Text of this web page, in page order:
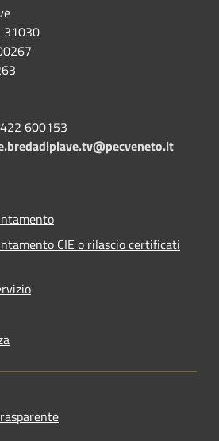
31030
600153
CIE o rilascio certificati